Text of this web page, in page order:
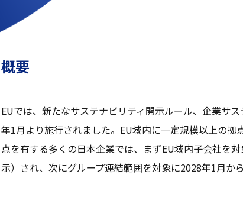
概要
EUでは、新たなサステナビリティ開示ルール、企業サ
年1月より施行されました。EU域内に一定規模以上の
点を有する多くの日本企業では、まずEU域内子会社を
示）され、次にグループ連結範囲を対象に2028年1月か